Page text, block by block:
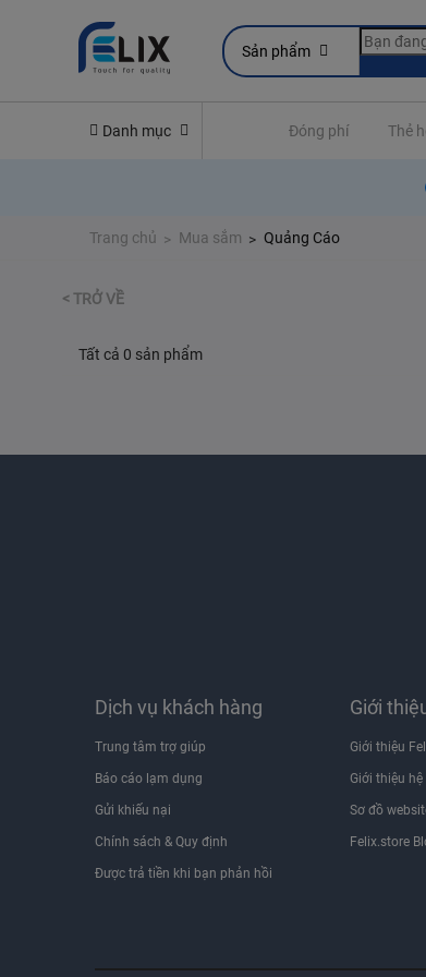
Sản phẩm
Danh mục
Yêu cầu quyền lợi bảo hiểm Đóng phí Thẻ
Trang chủ Mua sắm Quảng Cáo
< TRỞ VỀ
Tất cả 0 sản phẩm
Dịch vụ khách hàng
Trung tâm trợ giúp
Báo cáo lạm dụng
Gửi khiếu nại
Chính sách & Quy định
Được trả tiền khi bạn phản hồi
Giới
Giới thiệu
Giới thiệu hệ
Sơ đồ
Felix.store